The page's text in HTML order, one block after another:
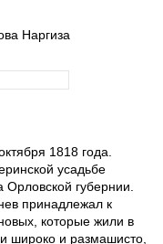
Наргиза
1818 года.
усадьбе
губернии.
принадлежал к
которые жили в
широко и размашисто,